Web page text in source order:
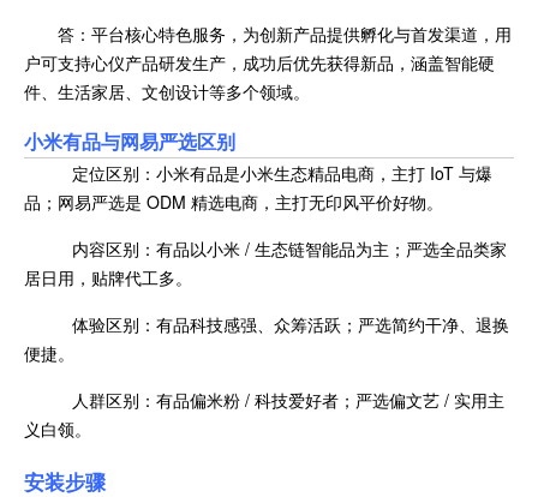
答：平台核心特色服务，为创新产品提供孵化与首发渠道，用
户可支持心仪产品研发生产，成功后优先获得新品，涵盖智能硬
件、生活家居、文创设计等多个领域。
小米有品与网易严选区别
定位区别：小米有品是小米生态精品电商，主打 IoT 与爆
品；网易严选是 ODM 精选电商，主打无印风平价好物。
内容区别：有品以小米 / 生态链智能品为主；严选全品类家
居日用，贴牌代工多。
体验区别：有品科技感强、众筹活跃；严选简约干净、退换
便捷。
人群区别：有品偏米粉 / 科技爱好者；严选偏文艺 / 实用主
义白领。
安装步骤